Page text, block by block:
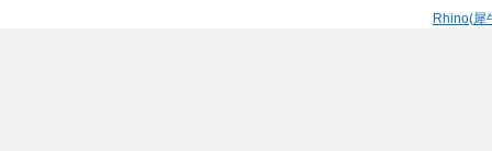
Rhino(犀